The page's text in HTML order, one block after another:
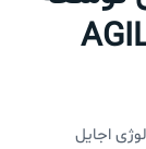
اجایل